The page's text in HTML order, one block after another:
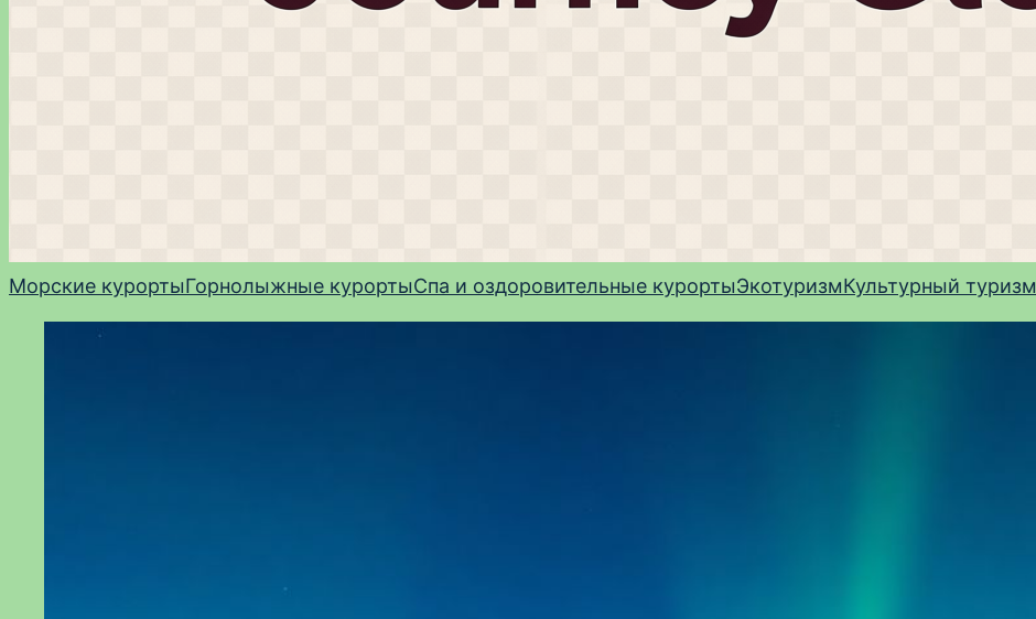
Морские курортыГорнолыжные курортыСпа и оздоровительные курортыЭкотуризмКультурный туризм